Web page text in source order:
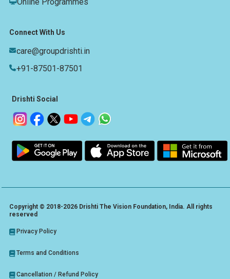
Connect With Us
care@groupdrishti.in
+91-87501-87501
Drishti Social
Copyright © 2018-2026 Drishti The Vision Foundation, India. All rights
reserved
Privacy Policy
Terms and Conditions
Cancellation / Refund Policy